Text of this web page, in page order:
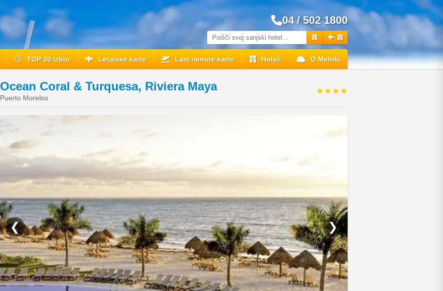
04 / 502 1800
+
TOP 20 izbor Letalske karte Last minute karte Hoteli O Mehiki
Ocean Coral & Turquesa, Riviera Maya
Puerto Morelos
★★★★
❮ ❯